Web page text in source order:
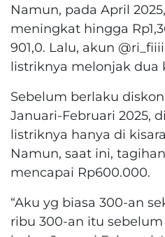
Namun, pada April
meningkat hingga
901,0. Lalu, akun
listriknya melonjak dua
Sebelum berlaku
Januari-Februari 2025,
listriknya hanya di
Namun, saat ini,
mencapai Rp600.000.
“Aku yg biasa 300-an
ribu 300-an itu